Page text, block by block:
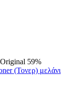
Original 59%
(Τονερ) μελάνι